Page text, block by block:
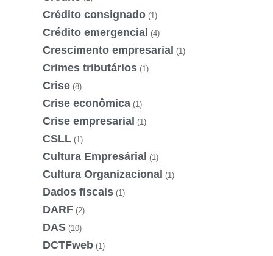
Crédito consignado (1)
Crédito emergencial (4)
Crescimento empresarial (1)
Crimes tributários (1)
Crise (8)
Crise econômica (1)
Crise empresarial (1)
CSLL (1)
Cultura Empresárial (1)
Cultura Organizacional (1)
Dados fiscais (1)
DARF (2)
DAS (10)
DCTFweb (1)